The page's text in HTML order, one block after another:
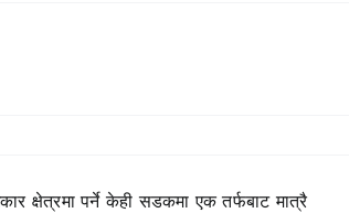
क्षेत्रमा पर्ने केही सडकमा एक तर्फबाट मात्रै